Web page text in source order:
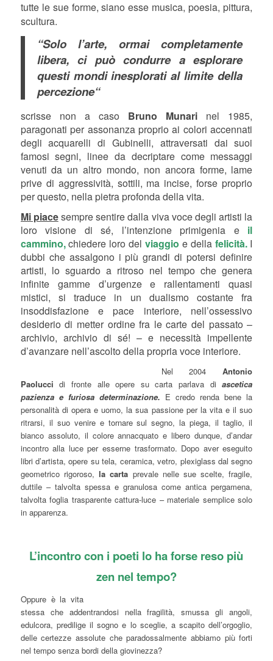
tutte le sue forme, siano esse musica, poesia, pittura,
scultura.
“Solo l’arte, ormai completamente
libera, ci può condurre a esplorare
questi mondi inesplorati al limite della
percezione“
scrisse non a caso Bruno Munari nel 1985,
paragonati per assonanza proprio ai colori accennati
degli acquarelli di Gubinelli, attraversati dai suoi
famosi segni, linee da decriptare come messaggi
venuti da un altro mondo, non ancora forme, lame
prive di aggressività, sottili, ma incise, forse proprio
per questo, nella pietra profonda della vita.
Mi piacesempre sentire dalla viva voce degli artisti la
loro visione di sé, l’intenzione primigenia e il
cammino,chiedere loro del viaggio e della felicità. I
dubbi che assalgono i più grandi di potersi definire
artisti, lo sguardo a ritroso nel tempo che genera
infinite gamme d’urgenze e rallentamenti quasi
mistici, si traduce in un dualismo costante fra
insoddisfazione e pace interiore, nell’ossessivo
desiderio di metter ordine fra le carte del passato –
archivio, archivio di sé! – e necessità impellente
d’avanzare nell’ascolto della propria voce interiore.
Nel 2004Antonio
Paolucci di fronte alle opere su carta parlava diascetica
pazienza e furiosa determinazione. E credo renda bene la
personalità di opera e uomo, la sua passione per la vita e il suo
ritrarsi, il suo venire e tornare sul segno, la piega, il taglio, il
bianco assoluto, il colore annacquato e libero dunque, d’andar
incontro alla luce per esserne trasformato. Dopo aver eseguito
libri d’artista, opere su tela, ceramica, vetro, plexiglass dal segno
geometrico rigoroso, la carta prevale nelle sue scelte, fragile,
duttile – talvolta spessa e granulosa come antica pergamena,
talvolta foglia trasparente cattura-luce – materiale semplice solo
in apparenza.
L’incontro con i poeti lo ha forse reso più
zen nel tempo?
Oppure è la vita
stessa che addentrandosi nella fragilità, smussa gli angoli,
edulcora, predilige il sogno e lo sceglie, a scapito dell’orgoglio,
delle certezze assolute che paradossalmente abbiamo più forti
nel tempo senza bordi della giovinezza?